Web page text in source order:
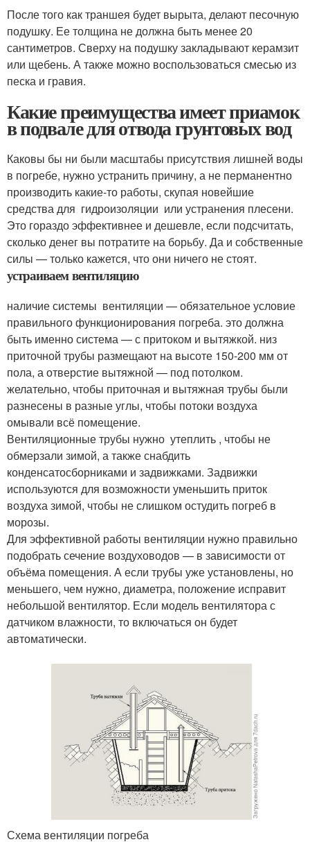
После того как траншея будет вырыта, делают песочную
подушку. Ее толщина не должна быть менее 20
сантиметров. Сверху на подушку закладывают керамзит
или щебень. А также можно воспользоваться смесью из
песка и гравия.
Какие преимущества имеет приамок
в подвале для отвода грунтовых вод
Каковы бы ни были масштабы присутствия лишней воды
в погребе, нужно устранить причину, а не перманентно
производить какие-то работы, скупая новейшие
средства для гидроизоляции или устранения плесени.
Это гораздо эффективнее и дешевле, если подсчитать,
сколько денег вы потратите на борьбу. Да и собственные
силы — только кажется, что они ничего не стоят.
устраиваем вентиляцию
наличие системы вентиляции — обязательное условие
правильного функционирования погреба. это должна
быть именно система — с притоком и вытяжкой. низ
приточной трубы размещают на высоте 150-200 мм от
пола, а отверстие вытяжной — под потолком.
желательно, чтобы приточная и вытяжная трубы были
разнесены в разные углы, чтобы потоки воздуха
омывали всё помещение.
Вентиляционные трубы нужно утеплить , чтобы не
обмерзали зимой, а также снабдить
конденсатосборниками и задвижками. Задвижки
используются для возможности уменьшить приток
воздуха зимой, чтобы не слишком остудить погреб в
морозы.
Для эффективной работы вентиляции нужно правильно
подобрать сечение воздуховодов — в зависимости от
объёма помещения. А если трубы уже установлены, но
меньшего, чем нужно, диаметра, положение исправит
небольшой вентилятор. Если модель вентилятора с
датчиком влажности, то включаться он будет
автоматически.
Схема вентиляции погреба